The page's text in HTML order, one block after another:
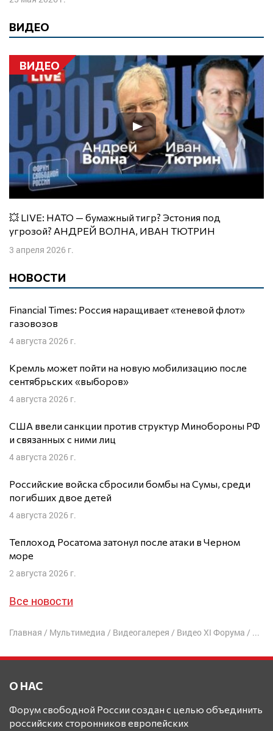
ВИДЕО
ВИДЕО
💥 LIVE: НАТО — бумажный тигр? Эстония под
угрозой? АНДРЕЙ ВОЛНА, ИВАН ТЮТРИН
3 апреля 2026 г.
НОВОСТИ
Financial Times: Россия наращивает «теневой флот»
газовозов
4 августа 2026 г.
Кремль может пойти на новую мобилизацию после
сентябрьских «выборов»
4 августа 2026 г.
США ввели санкции против структур Минобороны РФ
и связанных с ними лиц
4 августа 2026 г.
Российские войска сбросили бомбы на Сумы, среди
погибших двое детей
4 августа 2026 г.
Теплоход Росатома затонул после атаки в Черном
море
2 августа 2026 г.
Все новости
Главная / Мультимедиа / Видеогалерея / Видео XI Форума /
О НАС
Форум свободной России создан с целью объединить
российских сторонников европейских